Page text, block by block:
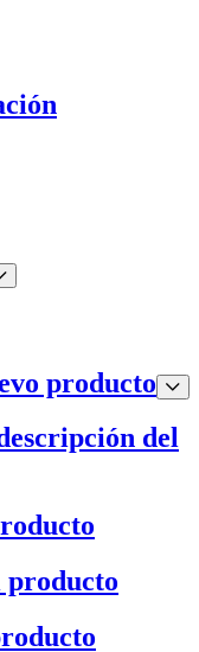
producto
del
producto